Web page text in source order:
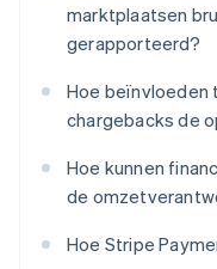
marktplaatsen
gerapporteerd?
Hoe beïnvloeden
chargebacks de
Hoe kunnen
de
Hoe Stripe